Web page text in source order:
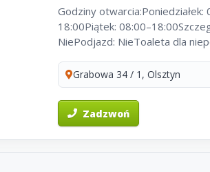
Godziny
18:00Piątek:
NiePodjazd: NieToaleta dla
Grabowa 34 / 1, Olsztyn
Zadzwoń